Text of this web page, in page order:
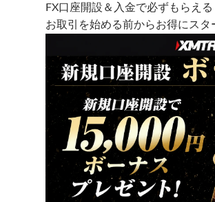
FX口座開設＆入金で必ずもらえる
お取引を始める前からお得にスタ